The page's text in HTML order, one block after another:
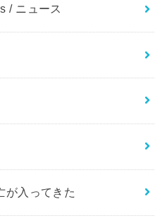
/ ニュース
が入ってきた